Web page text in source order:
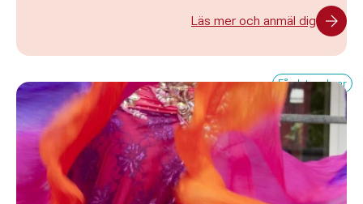
Läs mer och anmäl dig
Få platser kvar